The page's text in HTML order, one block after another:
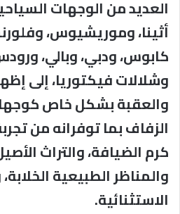
العديد من الوجهات
أثينا، وموريشيوس،
كابوس، ودبي، وبالي،
وشلالات فيكتوريا، إلى
والعقبة بشكل خاص
الزفاف بما توفرانه من
كرم الضيافة، والتراث
والمناظر الطبيعية
الاستثنائية.